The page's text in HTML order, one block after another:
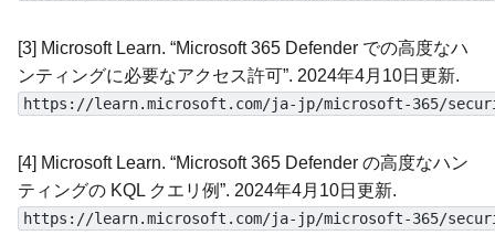
[3] Microsoft Learn. “Microsoft 365 Defender での高度なハ
ンティングに必要なアクセス許可”. 2024年4月10日更新.
https://learn.microsoft.com/ja-jp/microsoft-365/
[4] Microsoft Learn. “Microsoft 365 Defender の高度なハン
ティングの KQL クエリ例”. 2024年4月10日更新.
https://learn.microsoft.com/ja-jp/microsoft-365/